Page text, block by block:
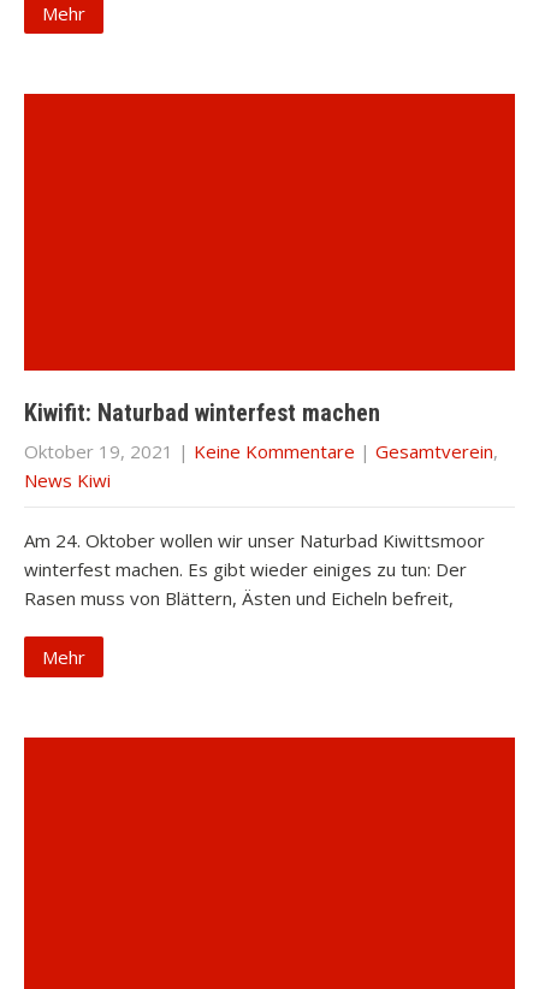
Mehr
Kiwifit: Naturbad winterfest machen
Oktober 19, 2021 | Keine Kommentare | Gesamtverein,
News Kiwi
Am 24. Oktober wollen wir unser Naturbad Kiwittsmoor
winterfest machen. Es gibt wieder einiges zu tun: Der
Rasen muss von Blättern, Ästen und Eicheln befreit,
Mehr